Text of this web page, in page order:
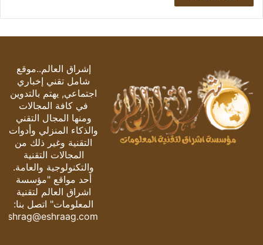
إشراق العالم..موقع
شامل تقني إخباري
اجتماعي, يهتم بالتدوين
في كافة المجالات
ومنها المجال التقني
والذكاء المنزلي وأدوات
التقنية وغير ذلك من
المجالات التقنية
والتكنولوجية والعامة.
أحد مواقع "مؤسسة
اشراق العالم لتقنية
المعلومات" اتصل بنا:
eshrag@eshraag.com